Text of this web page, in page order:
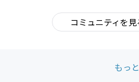
コミュニティを見
もっ